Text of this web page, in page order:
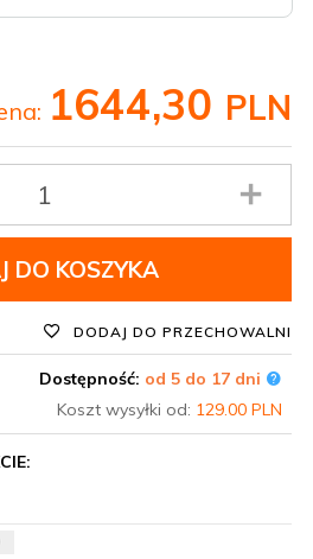
1644,30 PLN
DO KOSZYKA
DODAJ DO PRZECHOWALNI
Dostępność: od 5 do 17 dni
Koszt wysyłki od: 129.00 PLN